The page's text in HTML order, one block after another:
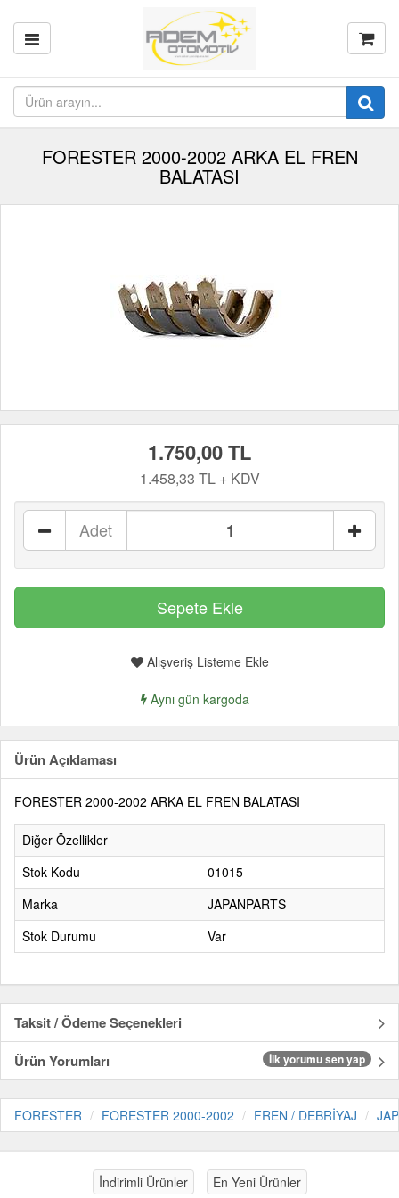
FORESTER 2000-2002 ARKA EL FREN
BALATASI
1.750,00 TL
1.458,33 TL + KDV
Adet
Alışveriş Listeme Ekle
Aynı gün kargoda
Ürün Açıklaması
FORESTER 2000-2002 ARKA EL FREN BALATASI
Diğer Özellikler
Stok Kodu
01015
Marka
JAPANPARTS
Stok Durumu
Var
Taksit / Ödeme Seçenekleri
Ürün Yorumları
İlk yorumu sen yap
FORESTER FORESTER 2000-2002 FREN / DEBRİYAJ
İndirimli Ürünler En Yeni Ürünler